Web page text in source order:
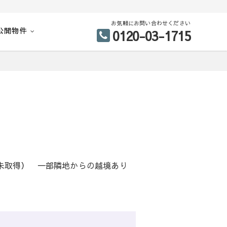
開物件
お気軽にお問い合わせください
0120-03-1715
取得） 一部隣地からの越境あり